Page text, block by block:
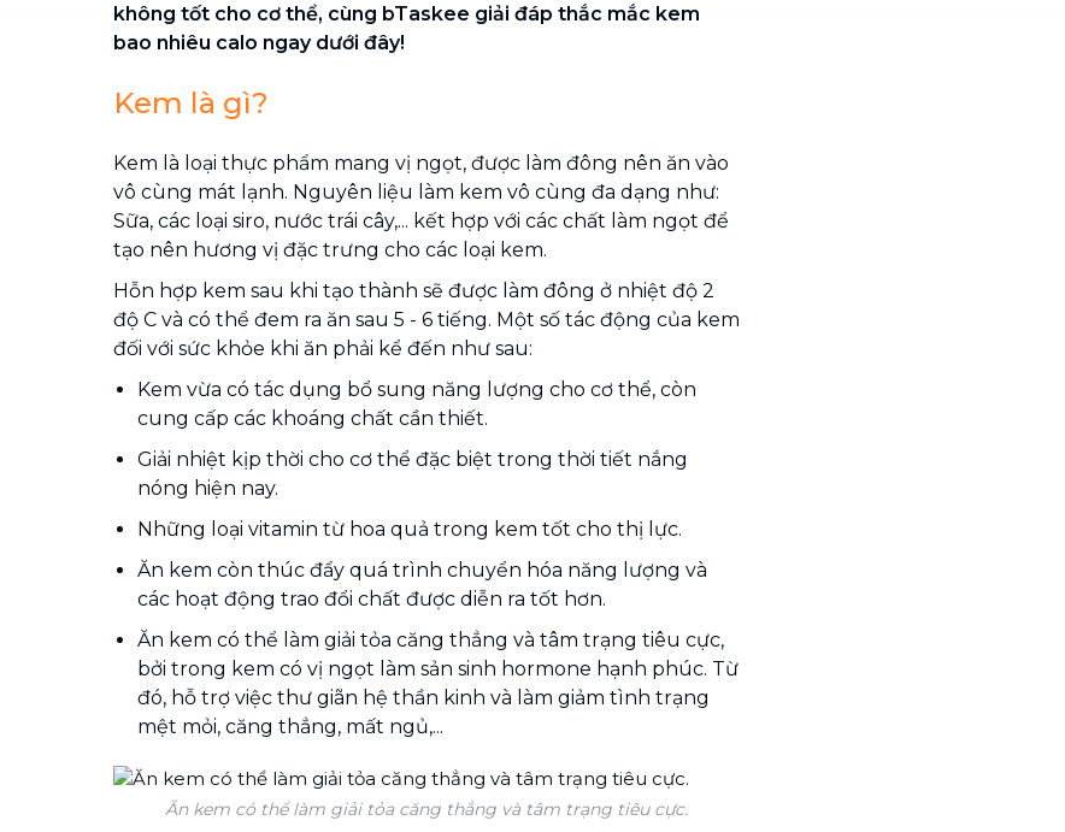
không tốt cho cơ thể, cùng bTaskee giải đáp thắc mắc kem
bao nhiêu calo ngay dưới đây!
Kem là gì?
Kem là loại thực phẩm mang vị ngọt, được làm đông nên ăn vào
vô cùng mát lạnh. Nguyên liệu làm kem vô cùng đa dạng như:
Sữa, các loại siro, nước trái cây,... kết hợp với các chất làm ngọt để
tạo nên hương vị đặc trưng cho các loại kem.
Hỗn hợp kem sau khi tạo thành sẽ được làm đông ở nhiệt độ 2
độ C và có thể đem ra ăn sau 5 - 6 tiếng. Một số tác động của kem
đối với sức khỏe khi ăn phải kể đến như sau:
Kem vừa có tác dụng bổ sung năng lượng cho cơ thể, còn
cung cấp các khoáng chất cần thiết.
Giải nhiệt kịp thời cho cơ thể đặc biệt trong thời tiết nắng
nóng hiện nay.
Những loại vitamin từ hoa quả trong kem tốt cho thị lực.
Ăn kem còn thúc đẩy quá trình chuyển hóa năng lượng và
các hoạt động trao đổi chất được diễn ra tốt hơn.
Ăn kem có thể làm giải tỏa căng thẳng và tâm trạng tiêu cực,
bởi trong kem có vị ngọt làm sản sinh hormone hạnh phúc. Từ
đó, hỗ trợ việc thư giãn hệ thần kinh và làm giảm tình trạng
mệt mỏi, căng thẳng, mất ngủ,...
Ăn kem có thể làm giải tỏa căng thẳng và tâm trạng tiêu cực.